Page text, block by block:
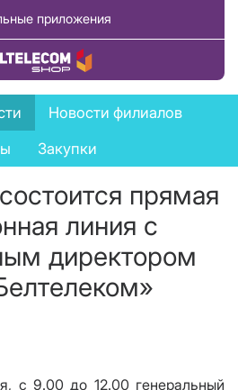
приложения
товар
Новости филиалов
Закупки
прямая
линия с
директором
с 9.00 до 12.00 генеральный